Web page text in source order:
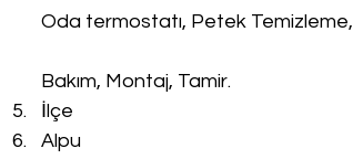
Oda termostatı, Petek Temizleme,
Bakım, Montaj, Tamir.
İlçe
Alpu